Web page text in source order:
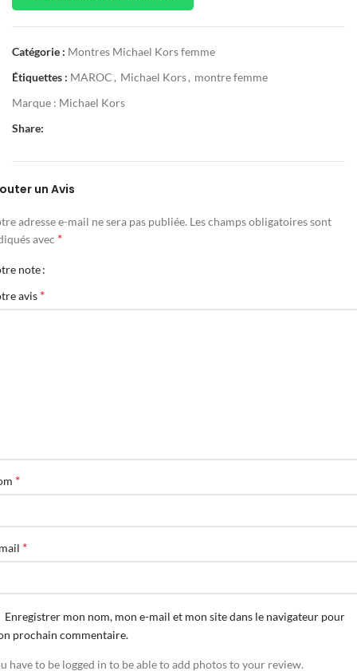
Catégorie : Montres Michael Kors femme
Étiquettes : MAROC , Michael Kors, montre femme
Marque : Michael Kors
Share:
un Avis
adresse e-mail ne sera pas publiée. Les champs obligatoires sont
avec *
note
avis *
*
*
Enregistrer mon nom, mon e-mail et mon site dans le navigateur pour
prochain commentaire.
have to be logged in to be able to add photos to your review.